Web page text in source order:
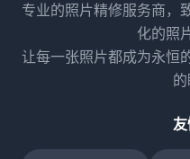
专业的照片精修服务商，
化的照
让每一张照片都成为永恒
的